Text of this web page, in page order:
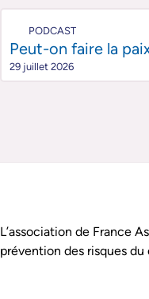
PODCAST
Peut-on faire la
29 juillet 2026
Assurance Prévention est :
L’association de France
prévention des risques